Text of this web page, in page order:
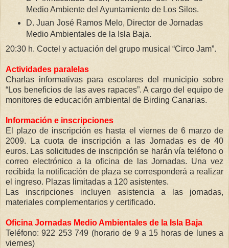
Medio Ambiente del Ayuntamiento de Los Silos.
D. Juan José Ramos Melo, Director de Jornadas
Medio Ambientales de la Isla Baja.
20:30 h. Coctel y actuación del grupo musical “Circo Jam”.
Actividades paralelas
Charlas informativas para escolares del municipio sobre
“Los beneficios de las aves rapaces”. A cargo del equipo de
monitores de educación ambiental de Birding Canarias.
Información e inscripciones
El plazo de inscripción es hasta el viernes de 6 marzo de
2009. La cuota de inscripción a las Jornadas es de 40
euros. Las solicitudes de inscripción se harán vía teléfono o
correo electrónico a la oficina de las Jornadas. Una vez
recibida la notificación de plaza se corresponderá a realizar
el ingreso. Plazas limitadas a 120 asistentes.
Las inscripciones incluyen asistencia a las jornadas,
materiales complementarios y certificado.
Oficina Jornadas Medio Ambientales de la Isla Baja
Teléfono: 922 253 749 (horario de 9 a 15 horas de lunes a
viernes)